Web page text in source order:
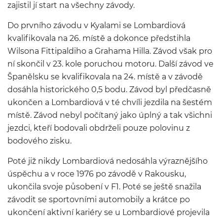
zajistil jí start na všechny závody.
Do prvního závodu v Kyalami se Lombardiová
kvalifikovala na 26. místě a dokonce předstihla
Wilsona Fittipaldiho a Grahama Hilla. Závod však pro
ní skončil v 23. kole poruchou motoru. Další závod ve
Španělsku se kvalifikovala na 24. místě a v závodě
dosáhla historického 0,5 bodu. Závod byl předčasně
ukončen a Lombardiová v té chvíli jezdila na šestém
místě. Závod nebyl počítaný jako úplný a tak všichni
jezdci, kteří bodovali obdrželi pouze polovinu z
bodového zisku.
Poté již nikdy Lombardiová nedosáhla výraznějšího
úspěchu a v roce 1976 po závodě v Rakousku,
ukončila svoje působení v F1. Poté se ještě snažila
závodit se sportovními automobily a krátce po
ukončení aktivní kariéry se u Lombardiové projevila